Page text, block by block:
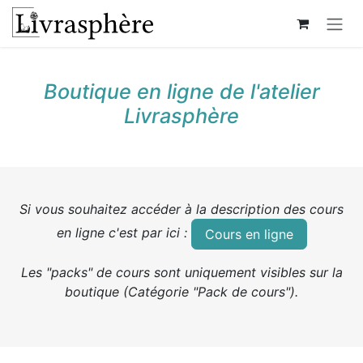
Se rendre au contenu
Boutique en ligne de l'atelier
Livrasphère
Si vous souhaitez accéder à la description des cours
en ligne c'est par ici :
Cours en ligne
Les "packs" de cours sont uniquement visibles sur la
boutique (Catégorie "Pack de cours").